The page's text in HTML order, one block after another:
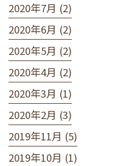
2020年7月 (2)
2020年6月 (2)
2020年5月 (2)
2020年4月 (2)
2020年3月 (1)
2020年2月 (3)
2019年11月 (5)
2019年10月 (1)